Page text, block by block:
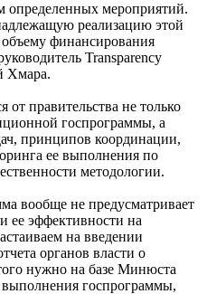
определенных мероприятий.
реализацию этой
финансирования
Transparency
Хмара.
правительства не только
госпрограммы, а
принципов координации,
ее выполнения по
методологии.
вообще не предусматривает
ее эффективности на
на введении
органов власти о
нужно на базе Минюста
выполнения госпрограммы,